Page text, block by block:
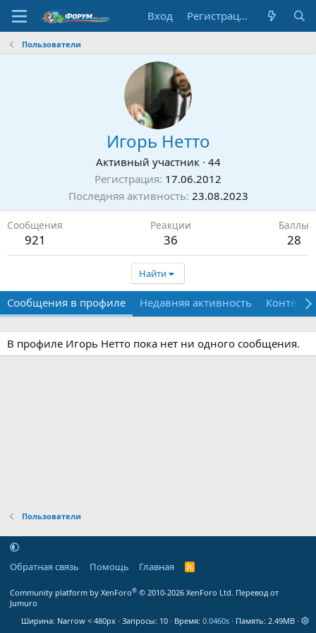
Вход Регистрация
Пользователи
Игорь Нетто
Активный участник · 44
Регистрация 17.06.2012
Последняя активность 23.08.2023
Сообщения
921
Реакции
36
Баллы
28
Найти
Сообщения в профиле Недавняя активность Контент
В профиле Игорь Нетто пока нет ни одного сообщения.
Пользователи
Обратная связь Помощь Главная
R
Community platform by XenForo® © 2010-2026 XenForo Ltd. Перевод от
Jumuro
Ширина
Запросы 10 Время 0.0460s Память 2.49MB